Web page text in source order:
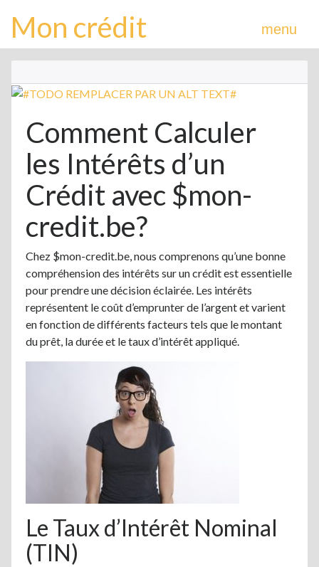
Mon crédit menu
Comment Calculer
les Intérêts d’un
Crédit avec $mon-
credit.be?
Chez $mon-credit.be, nous comprenons qu’une bonne
compréhension des intérêts sur un crédit est essentielle
pour prendre une décision éclairée. Les intérêts
représentent le coût d’emprunter de l’argent et varient
en fonction de différents facteurs tels que le montant
du prêt, la durée et le taux d’intérêt appliqué.
Le Taux d’Intérêt Nominal
(TIN)